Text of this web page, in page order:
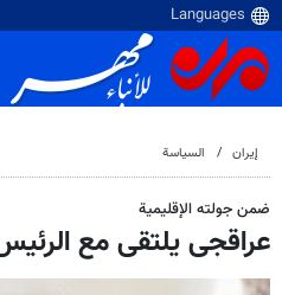
إيران السياسة
ضمن جولته الإقليمية
عراقجی یلتقی مع